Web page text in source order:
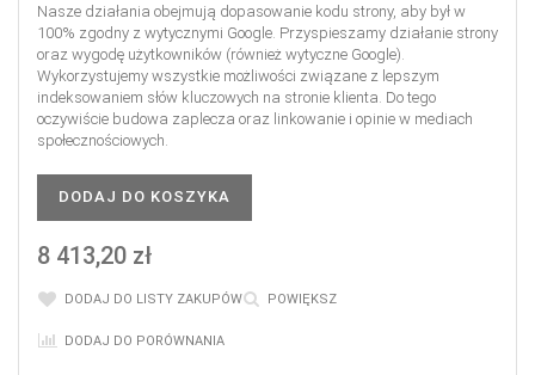
Nasze działania obejmują dopasowanie kodu strony, aby był w
100% zgodny z wytycznymi Google. Przyspieszamy działanie strony
oraz wygodę użytkowników (również wytyczne Google).
Wykorzystujemy wszystkie możliwości związane z lepszym
indeksowaniem słów kluczowych na stronie klienta. Do tego
oczywiście budowa zaplecza oraz linkowanie i opinie w mediach
społecznościowych.
DODAJ DO KOSZYKA
8 413,20 zł
DODAJ DO LISTY ZAKUPÓW POWIĘKSZ
DODAJ DO PORÓWNANIA